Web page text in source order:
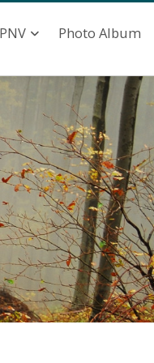
PNV Photo Album